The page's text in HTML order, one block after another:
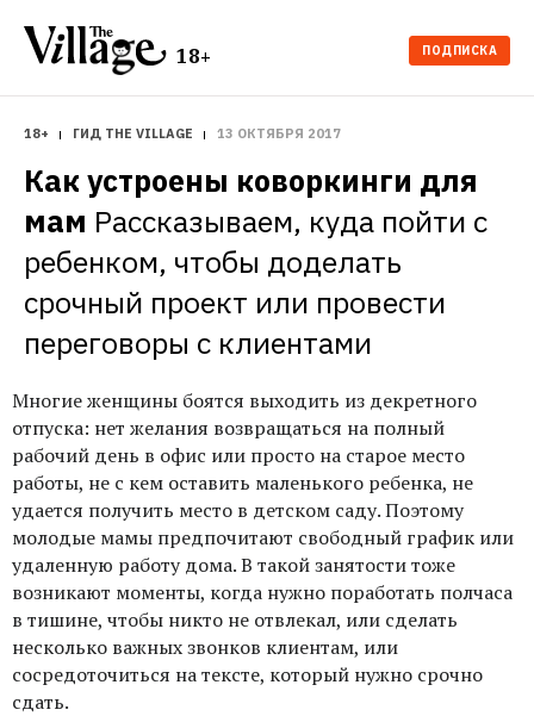
18+ ПОДПИСКА
18+ ГИД THE VILLAGE 13 ОКТЯБРЯ 2017
Как устроены коворкинги для
мам Рассказываем, куда пойти с
ребенком, чтобы доделать
срочный проект или провести
переговоры с клиентами
Многие женщины боятся выходить из декретного
отпуска: нет желания возвращаться на полный
рабочий день в офис или просто на старое место
работы, не с кем оставить маленького ребенка, не
удается получить место в детском саду. Поэтому
молодые мамы предпочитают свободный график или
удаленную работу дома. В такой занятости тоже
возникают моменты, когда нужно поработать полчаса
в тишине, чтобы никто не отвлекал, или сделать
несколько важных звонков клиентам, или
сосредоточиться на тексте, который нужно срочно
сдать.